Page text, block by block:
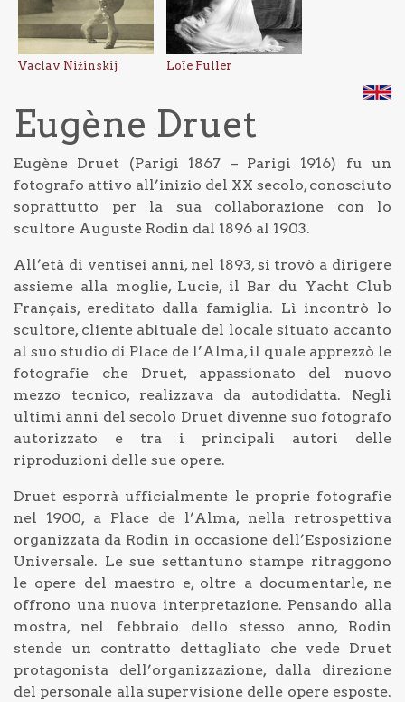
Vaclav Nižinskij Loïe Fuller
Eugène Druet
Eugène Druet (Parigi 1867 – Parigi 1916) fu un
fotografo attivo all’inizio del XX secolo, conosciuto
soprattutto per la sua collaborazione con lo
scultore Auguste Rodin dal 1896 al 1903.
All’età di ventisei anni, nel 1893, si trovò a dirigere
assieme alla moglie, Lucie, il Bar du Yacht Club
Français, ereditato dalla famiglia. Lì incontrò lo
scultore, cliente abituale del locale situato accanto
al suo studio di Place de l’Alma, il quale apprezzò le
fotografie che Druet, appassionato del nuovo
mezzo tecnico, realizzava da autodidatta. Negli
ultimi anni del secolo Druet divenne suo fotografo
autorizzato e tra i principali autori delle
riproduzioni delle sue opere.
Druet esporrà ufficialmente le proprie fotografie
nel 1900, a Place de l’Alma, nella retrospettiva
organizzata da Rodin in occasione dell’Esposizione
Universale. Le sue settantuno stampe ritraggono
le opere del maestro e, oltre a documentarle, ne
offrono una nuova interpretazione. Pensando alla
mostra, nel febbraio dello stesso anno, Rodin
stende un contratto dettagliato che vede Druet
protagonista dell’organizzazione, dalla direzione
del personale alla supervisione delle opere esposte.